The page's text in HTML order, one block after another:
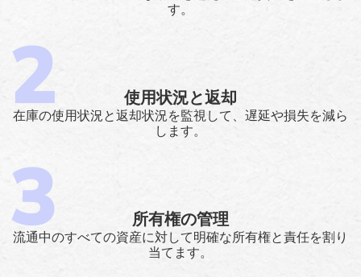
す。
使用状況と返却
在庫の使用状況と返却状況を監視して、遅延や損失を減ら
します。
所有権の管理
流通中のすべての資産に対して明確な所有権と責任を割り
当てます。